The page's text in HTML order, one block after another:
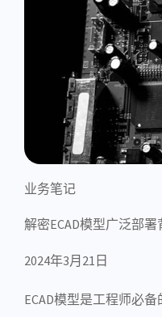
业务笔记
解密ECAD模型广泛部署
2024年3月21日
ECAD模型是工程师必